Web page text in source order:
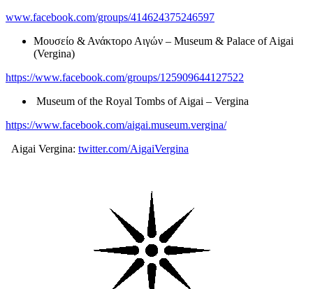
www.facebook.com/groups/414624375246597
Μουσείο & Ανάκτορο Αιγών – Museum & Palace of Aigai
(Vergina)
https://www.facebook.com/groups/125909644127522
Museum of the Royal Tombs of Aigai – Vergina
https://www.facebook.com/aigai.museum.vergina/
Aigai Vergina: twitter.com/AigaiVergina